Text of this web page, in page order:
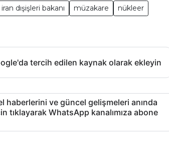
iran dışişleri bakanı müzakare
nükleer
tercih edilen kaynak olarak ekleyin
haberlerini ve güncel gelişmeleri anında
tıklayarak WhatsApp kanalımıza abone